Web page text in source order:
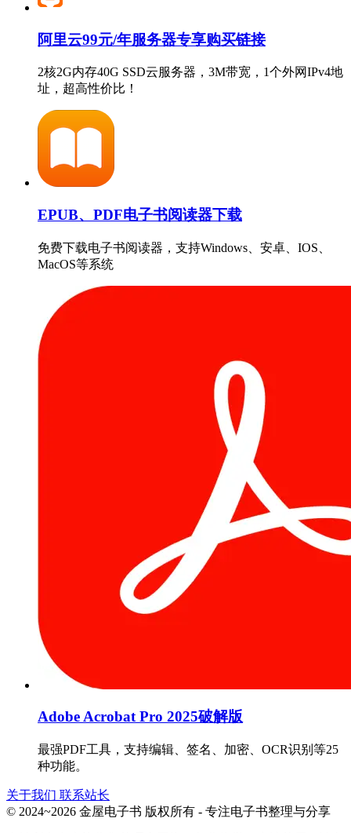
阿里云99元/年服务器专享购买链接
2核2G内存40G SSD云服务器，3M带宽，1个外网IPv4地
址，超高性价比！
EPUB、PDF电子书阅读器下载
免费下载电子书阅读器，支持Windows、安卓、IOS、
MacOS等系统
Adobe Acrobat Pro 2025破解版
最强PDF工具，支持编辑、签名、加密、OCR识别等25
种功能。
关于我们 联系站长
© 2024~2026 金屋电子书 版权所有 - 专注电子书整理与分享